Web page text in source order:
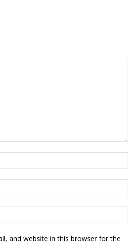
and website in this browser for the